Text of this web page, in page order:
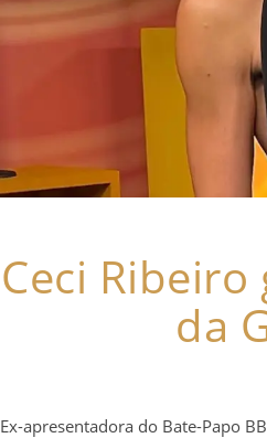
Ceci
da
Ex-apresentadora do Bate-Papo